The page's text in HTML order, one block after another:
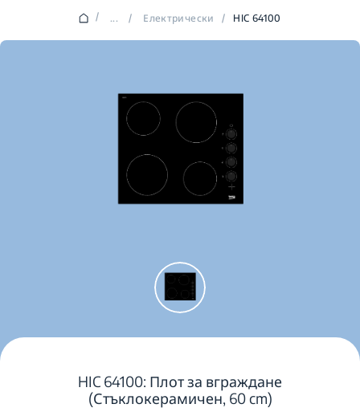
/ ... / Електрически / HIC 64100
HIC 64100: Плот за вграждане
(Стъклокерамичен, 60 cm)